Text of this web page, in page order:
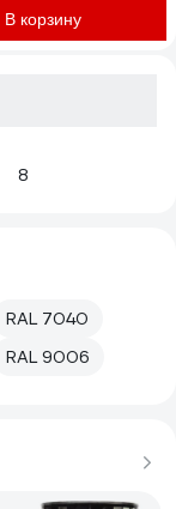
В корзину
8
RAL 7040
RAL 9006